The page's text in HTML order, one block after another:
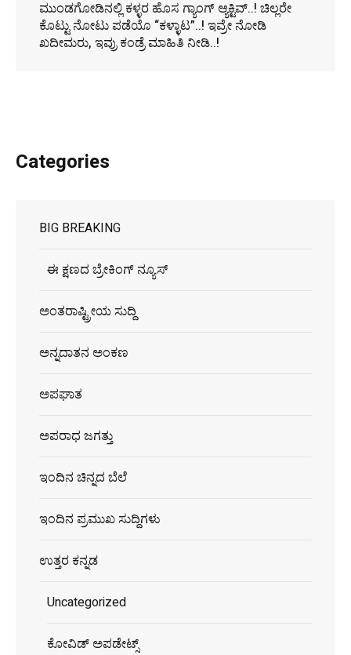
ಮುಂಡಗೋಡಿನಲ್ಲಿ ಕಳ್ಳರ ಹೊಸ ಗ್ಯಾಂಗ್ ಆ್ಯಕ್ಟಿವ್..! ಚಿಲ್ಲರೇ
ಕೊಟ್ಟು ನೋಟು ಪಡೆಯೊ “ಕಳ್ಳಾಟ”..! ಇವ್ರೇ ನೋಡಿ
ಖದೀಮರು, ಇವ್ರು ಕಂಡ್ರೆ ಮಾಹಿತಿ ನೀಡಿ..!
Categories
BIG BREAKING
ಈ ಕ್ಷಣದ ಬ್ರೇಕಿಂಗ್ ನ್ಯೂಸ್
ಅಂತರಾಷ್ಟ್ರೀಯ ಸುದ್ದಿ
ಅನ್ನದಾತನ ಅಂಕಣ
ಅಪಘಾತ
ಅಪರಾಧ ಜಗತ್ತು
ಇಂದಿನ ಚಿನ್ನದ ಬೆಲೆ
ಇಂದಿನ ಪ್ರಮುಖ ಸುದ್ದಿಗಳು
ಉತ್ತರ ಕನ್ನಡ
Uncategorized
ಕೋವಿಡ್ ಅಪಡೇಟ್ಸ್